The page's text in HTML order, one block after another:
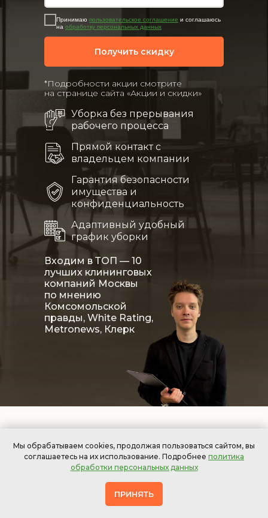
Входим в ТОП — 10
лучших клининговых
компаний Москвы
по мнению
Комсомольской
правды, White Rating,
Metronews, Клерк
Принимаю пользовательское соглашение и соглашаюсь
на обработку персональных данных
Получить скидку
*Подробности акции смотрите
на странице сайта «Акции и скидки»
Уборка без прерывания
рабочего процесса
Прямой контакт с
владельцем компании
Адаптивный удобный
график уборки
Гарантия безопасности
имущества и
конфиденциальность
Что мы можем
предложить?
Мы обрабатываем cookies, продолжая пользоваться сайтом, вы
соглашаетесь на их использование. Подробнее политика
обработки персональных данных
ПРИНЯТЬ